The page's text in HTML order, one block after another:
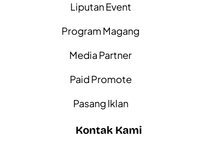
Liputan Event
Program Magang
Media Partner
Paid Promote
Pasang Iklan
Kontak Kami